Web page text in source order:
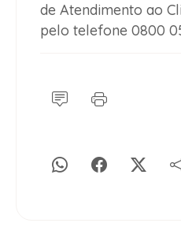
de Atendimento ao
pelo telefone 0800